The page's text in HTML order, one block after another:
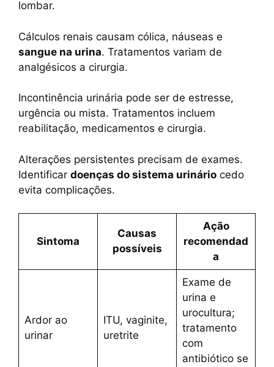
lombar.
Cálculos renais causam cólica, náuseas e
sangue na urina. Tratamentos variam de
analgésicos a cirurgia.
Incontinência urinária pode ser de estresse,
urgência ou mista. Tratamentos incluem
reabilitação, medicamentos e cirurgia.
Alterações persistentes precisam de exames.
Identificar doenças do sistema urinário cedo
evita complicações.
Sintoma
Causas
possíveis
Ação
recomendad
a
Ardor ao
urinar
ITU, vaginite,
uretrite
Exame de
urina e
urocultura;
tratamento
com
antibiótico se